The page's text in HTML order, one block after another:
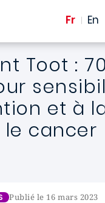
Fr En
Toot :
et à
cancer
Publié le 16 mars 2023